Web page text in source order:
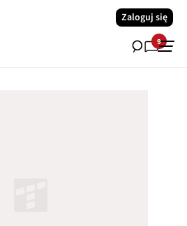
Zaloguj się
9